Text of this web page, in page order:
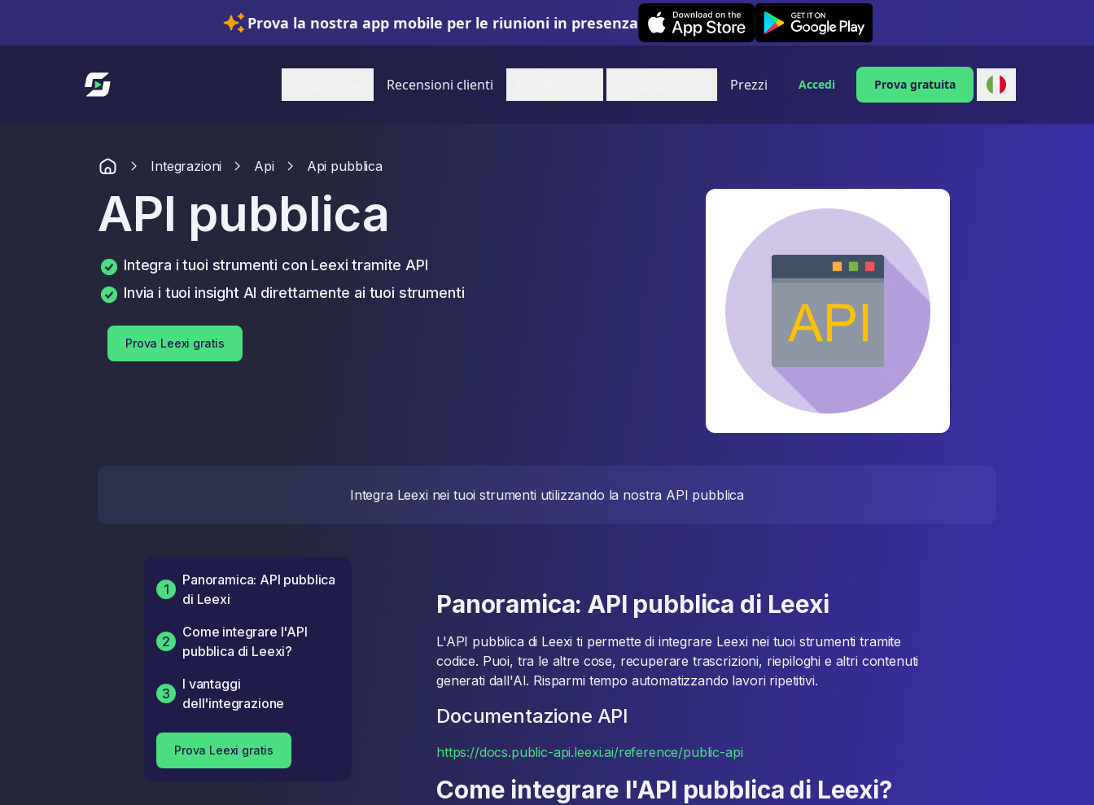
Prova la nostra app mobile per le riunioni in presenza
Leexi on iOS Leexi on Android
Link alla homepage
Recensioni clienti Prezzi Accedi Prova gratuita
Integrazioni Api Api pubblica
API pubblica
Integra i tuoi strumenti con Leexi tramite API
Invia i tuoi insight AI direttamente ai tuoi strumenti
Prova Leexi gratis
Integra Leexi nei tuoi strumenti utilizzando la nostra API pubblica
1
Panoramica: API pubblica
di Leexi
2
Come integrare l'API
pubblica di Leexi?
3
I vantaggi
dell'integrazione
Prova Leexi gratis
Panoramica: API pubblica di Leexi
L'API pubblica di Leexi ti permette di integrare Leexi nei tuoi strumenti tramite
codice. Puoi, tra le altre cose, recuperare trascrizioni, riepiloghi e altri contenuti
generati dall'AI. Risparmi tempo automatizzando lavori ripetitivi.
Documentazione API
https://docs.public-api.leexi.ai/reference/public-api
Come integrare l'API pubblica di Leexi?